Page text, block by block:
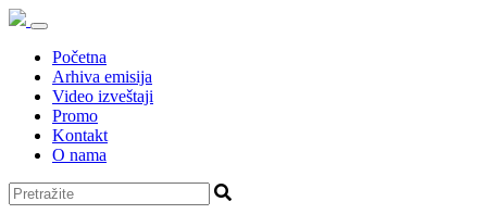
Početna
Arhiva emisija
Video izveštaji
Promo
Kontakt
O nama